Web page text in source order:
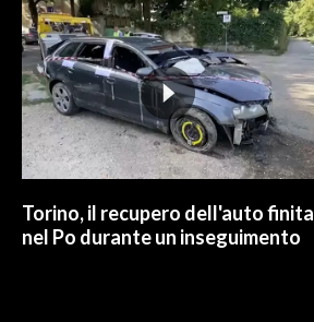
Torino, il recupero dell'auto finita
nel Po durante un inseguimento